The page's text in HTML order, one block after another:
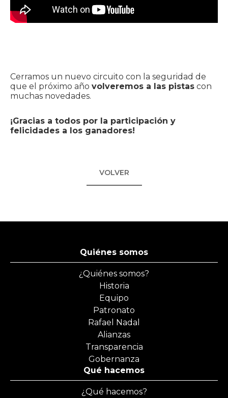
Cerramos un nuevo circuito con la seguridad de
que el próximo año volveremos a las pistas con
muchas novedades.
¡Gracias a todos por la participación y
felicidades a los ganadores!
VOLVER
Quiénes somos
¿Quiénes somos?
Historia
Equipo
Patronato
Rafael Nadal
Alianzas
Transparencia
Gobernanza
Qué hacemos
¿Qué hacemos?